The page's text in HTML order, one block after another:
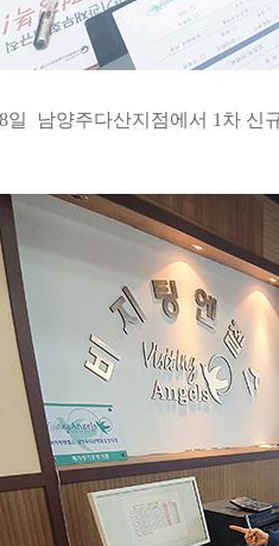
일 남양주다산지점에서 1차 신